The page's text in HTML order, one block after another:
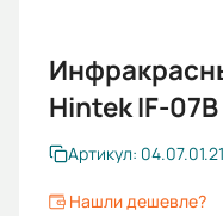
Hintek IF-07B
Артикул:
Нашли дешевле?